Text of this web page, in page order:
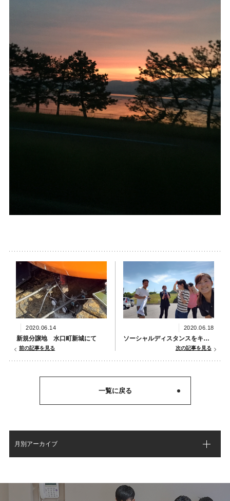
2020.06.14
新規分譲地 水口町新城にて
前の記事を見る
2020.06.18
ソーシャルディスタンスをキープして・・・
次の記事を見る
一覧に戻る
月別アーカイブ